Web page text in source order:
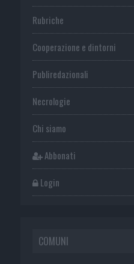
Rubriche
Cooperazione e dintorni
Publiredazionali
Necrologie
Chi siamo
Abbonati
Login
COMUNI